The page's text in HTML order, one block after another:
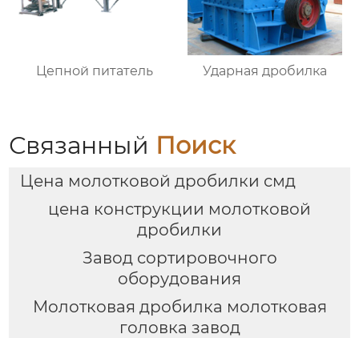
Цепной питатель Ударная дробилка
Связанный Поиск
Цена молотковой дробилки смд
цена конструкции молотковой
дробилки
Завод сортировочного
оборудования
Молотковая дробилка молотковая
головка завод